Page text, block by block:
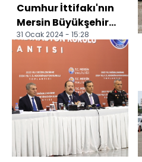
Cumhur İttifakı'nın
Mersin Büyükşehir
Belediye Başkan
adayı Soydan,
31 Ocak 2024 - 15:28